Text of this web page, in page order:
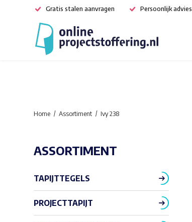
Gratis stalen aanvragen Persoonlijk advies
Home Assortiment Ivy 238
ASSORTIMENT
TAPIJTTEGELS
PROJECTTAPIJT